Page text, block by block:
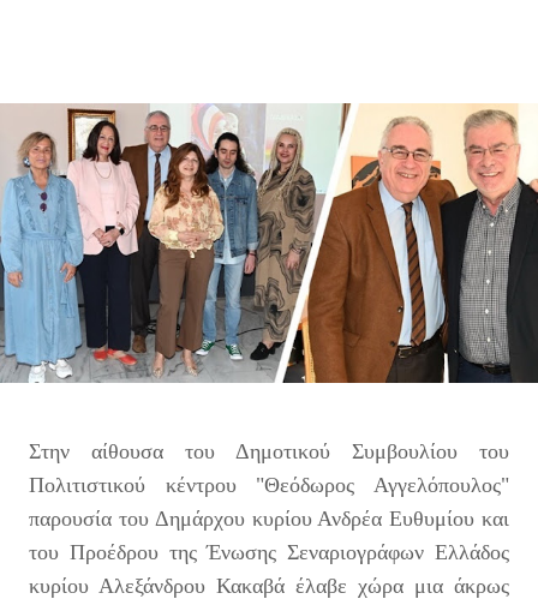
Στην αίθουσα του Δημοτικού Συμβουλίου του
Πολιτιστικού κέντρου "Θεόδωρος Αγγελόπουλος"
παρουσία του Δημάρχου κυρίου Ανδρέα Ευθυμίου και
του Προέδρου της Ένωσης Σεναριογράφων Ελλάδος
κυρίου Αλεξάνδρου Κακαβά έλαβε χώρα μια άκρως